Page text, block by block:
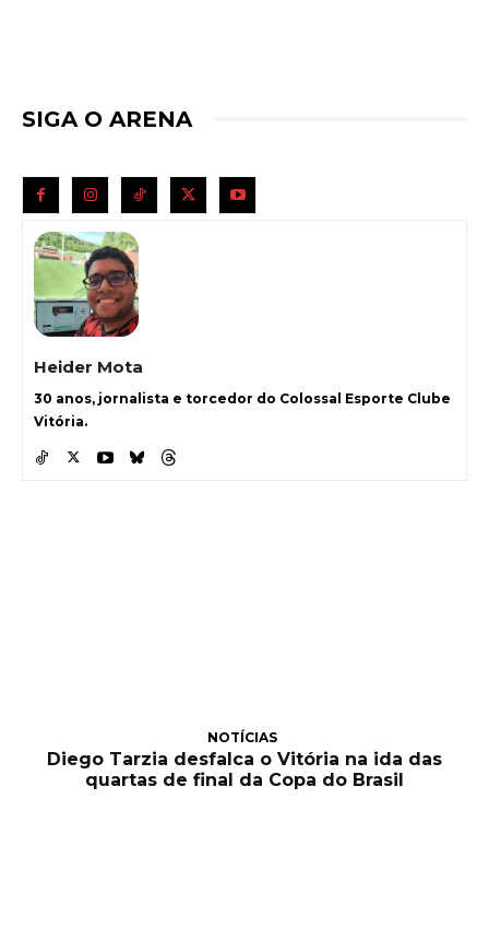
SIGA O ARENA
Heider Mota
30 anos, jornalista e torcedor do Colossal Esporte Clube
Vitória.
NOTÍCIAS
Diego Tarzia desfalca o Vitória na ida das
quartas de final da Copa do Brasil